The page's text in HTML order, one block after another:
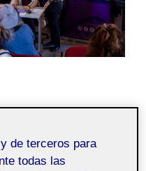
de terceros para
todas las